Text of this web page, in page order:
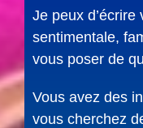
Je peux d’écrire
sentimentale,
vous poser de
Vous avez des
vous cherchez